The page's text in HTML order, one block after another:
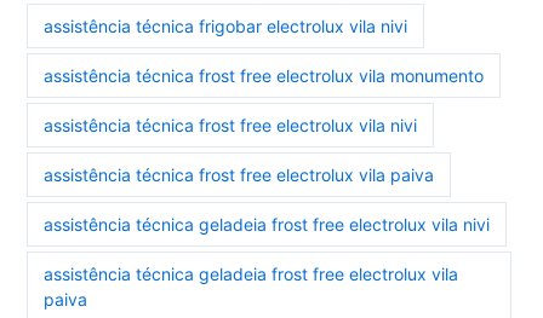
assistência técnica frigobar electrolux vila nivi
assistência técnica frost free electrolux vila monumento
assistência técnica frost free electrolux vila nivi
assistência técnica frost free electrolux vila paiva
assistência técnica geladeia frost free electrolux vila nivi
assistência técnica geladeia frost free electrolux vila
paiva